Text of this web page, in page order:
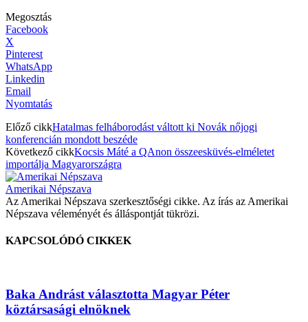
Megosztás
Facebook
X
Pinterest
WhatsApp
Linkedin
Email
Nyomtatás
Előző cikkHatalmas felháborodást váltott ki Novák nőjogi
konferencián mondott beszéde
Következő cikkKocsis Máté a QAnon összeesküvés-elméletet
importálja Magyarországra
Amerikai Népszava
Az Amerikai Népszava szerkesztőségi cikke. Az írás az Amerikai
Népszava véleményét és álláspontját tükrözi.
KAPCSOLÓDÓ CIKKEK
Baka Andrást választotta Magyar Péter
köztársasági elnöknek